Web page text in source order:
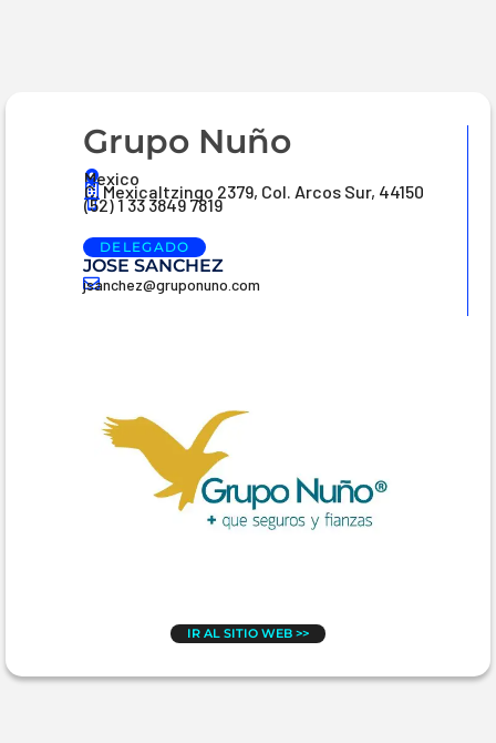
Grupo Nuño
Mexico
C. Mexicaltzingo 2379, Col. Arcos Sur, 44150
(52) 1 33 3849 7819
DELEGADO
JOSE SANCHEZ
jsanchez@gruponuno.com
IR AL SITIO WEB >>